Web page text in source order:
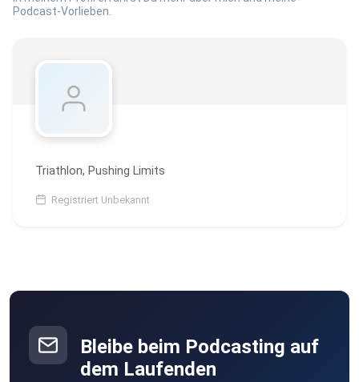
Podcast-Vorlieben.
Triathlon, Pushing Limits
Registriert Unbekannt
Bleibe beim Podcasting auf
dem Laufenden